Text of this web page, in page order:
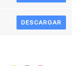
DESCARGAR